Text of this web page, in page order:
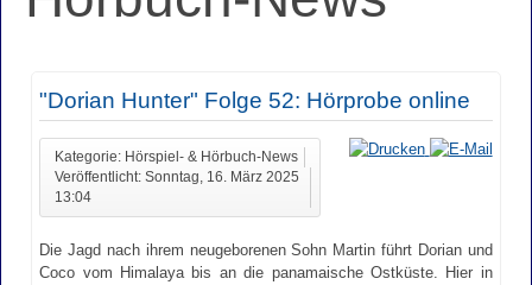
"Dorian Hunter" Folge 52: Hörprobe online
Kategorie: Hörspiel- & Hörbuch-News
Veröffentlicht: Sonntag, 16. März 2025
13:04
Die Jagd nach ihrem neugeborenen Sohn Martin führt Dorian und
Coco vom Himalaya bis an die panamaische Ostküste. Hier in